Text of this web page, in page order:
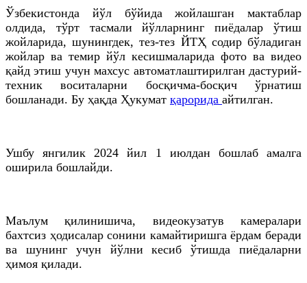
Ўзбекистонда йўл бўйида жойлашган мактаблар
олдида, тўрт тасмали йўлларнинг пиёдалар ўтиш
жойларида, шунингдек, тез-тез ЙТҲ содир бўладиган
жойлар ва темир йўл кесишмаларида фото ва видео
қайд этиш учун махсус автоматлаштирилган дастурий-
техник воситаларни босқичма-босқич ўрнатиш
бошланади. Бу ҳақда Ҳукумат қарорида айтилган.
Ушбу янгилик 2024 йил 1 июлдан бошлаб амалга
оширила бошлайди.
Маълумқилинишича, видеокузатув камералари
бахтсиз ҳодисалар сонини камайтиришга ёрдам беради
ва шунинг учун йўлни кесиб ўтишда пиёдаларни
ҳимоя қилади.